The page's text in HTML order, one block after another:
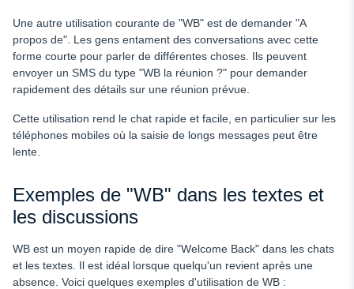
Une autre utilisation courante de "WB" est de demander "A
propos de". Les gens entament des conversations avec cette
forme courte pour parler de différentes choses. Ils peuvent
envoyer un SMS du type "WB la réunion ?" pour demander
rapidement des détails sur une réunion prévue.
Cette utilisation rend le chat rapide et facile, en particulier sur les
téléphones mobiles où la saisie de longs messages peut être
lente.
Exemples de "WB" dans les textes et
les discussions
WB est un moyen rapide de dire "Welcome Back" dans les chats
et les textes. Il est idéal lorsque quelqu'un revient après une
absence. Voici quelques exemples d'utilisation de WB :